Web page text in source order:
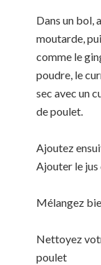
Dans un bol,
moutarde,
comme le
poudre, le
sec avec un
de poulet.
Ajoutez
Ajouter le jus
Mélangez
Nettoyez
poulet